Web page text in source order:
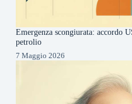
Emergenza scongiurata: accordo
petrolio
7 Maggio 2026